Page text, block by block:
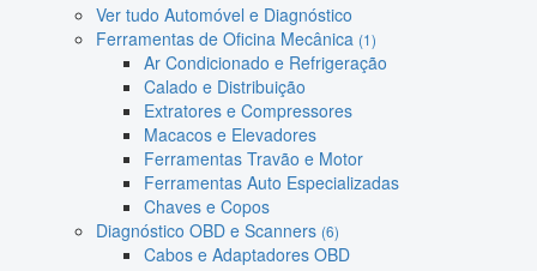
Ver tudo Automóvel e Diagnóstico
Ferramentas de Oficina Mecânica (1)
Ar Condicionado e Refrigeração
Calado e Distribuição
Extratores e Compressores
Macacos e Elevadores
Ferramentas Travão e Motor
Ferramentas Auto Especializadas
Chaves e Copos
Diagnóstico OBD e Scanners (6)
Cabos e Adaptadores OBD